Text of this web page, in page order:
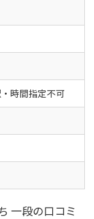
時間指定不可
一段の口コミ